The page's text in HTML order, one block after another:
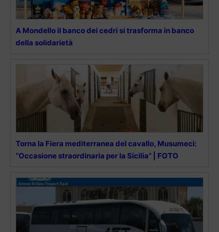
A Mondello il banco dei cedri si trasforma in banco
della solidarietà
Torna la Fiera mediterranea del cavallo, Musumeci:
“Occasione straordinaria per la Sicilia” | FOTO